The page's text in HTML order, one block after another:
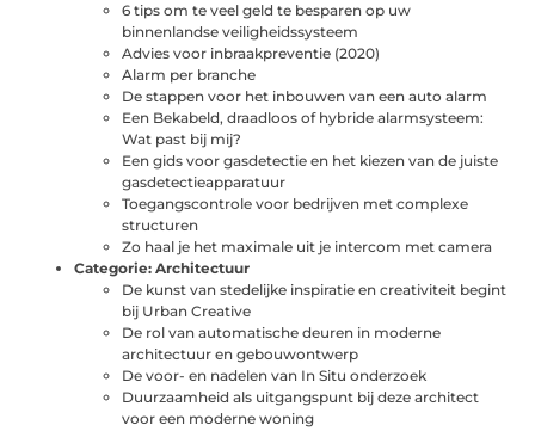
6 tips om te veel geld te besparen op uw
binnenlandse veiligheidssysteem
Advies voor inbraakpreventie (2020)
Alarm per branche
De stappen voor het inbouwen van een auto alarm
Een Bekabeld, draadloos of hybride alarmsysteem:
Wat past bij mij?
Een gids voor gasdetectie en het kiezen van de juiste
gasdetectieapparatuur
Toegangscontrole voor bedrijven met complexe
structuren
Zo haal je het maximale uit je intercom met camera
Categorie: Architectuur
De kunst van stedelijke inspiratie en creativiteit begint
bij Urban Creative
De rol van automatische deuren in moderne
architectuur en gebouwontwerp
De voor- en nadelen van In Situ onderzoek
Duurzaamheid als uitgangspunt bij deze architect
voor een moderne woning